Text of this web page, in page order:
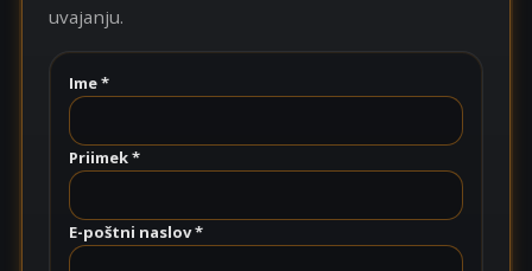
uvajanju.
Ime *
Priimek *
E-poštni naslov *